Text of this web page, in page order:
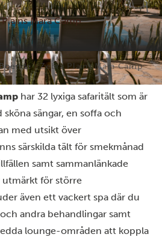
Mara Camp
Zebra Plains Mara Camp
har 32 lyxiga safaritält som är
sängar, en soffa och
med utsikt över
särskilda tält för smekmånad
samt sammanlänkade
utmärkt för större
även ett vackert spa där du
andra behandlingar samt
lounge-områden att koppla